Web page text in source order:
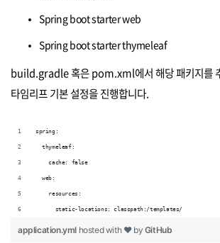
Spring boot starter web
Spring boot starter thymeleaf
build.gradle 혹은 pom.xml에서 해당 패키지를
타임리프 기본 설정을 진행합니다.
spring:
  thymeleaf:
    cache: false
  web:
    resources:
      static-locations: classpath:/templates/
application.yml hosted with ❤ by GitHub